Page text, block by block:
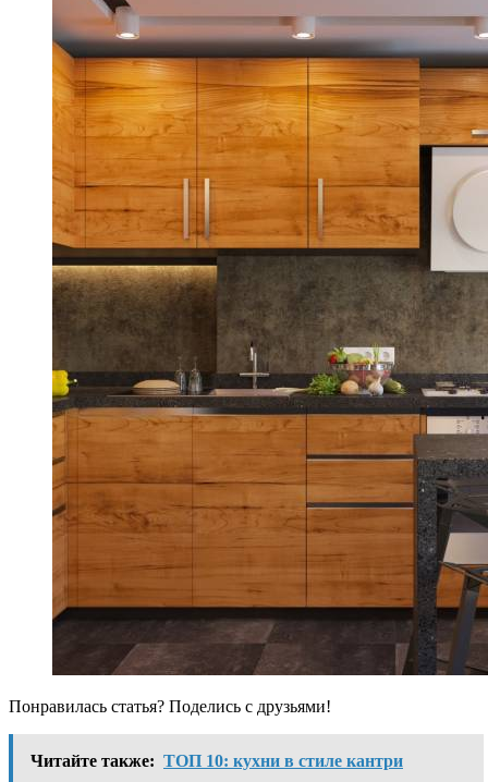
Понравилась статья? Поделись с друзьями!
Читайте также: ТОП 10: кухни в стиле кантри